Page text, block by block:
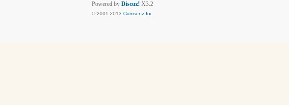
Powered by Discuz! X3.2
© 2001-2013 Comsenz Inc.